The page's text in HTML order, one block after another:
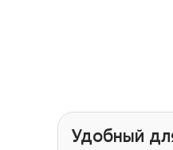
Удобный